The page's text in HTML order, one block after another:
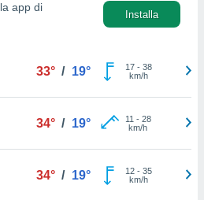
la app di
Installa
33° / 19° 17- 38
km/h
34° / 19° 11 - 28
km/h
34° / 19° 12- 35
km/h